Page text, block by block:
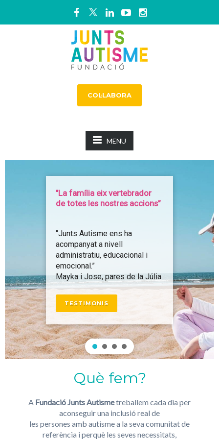
COL·LABORA
MENU
"La família eix vertebrador
de totes les nostres accions”
"Junts Autisme ens ha
acompanyat a nivell
administratiu, educacional i
emocional.”
Mayka i Jose, pares de la Júlia.
TESTIMONIS
Què fem?
A Fundació Junts Autismetreballem cada dia per
aconseguir una inclusió real de
les persones amb autisme a la seva comunitat de
referència i perquè les seves necessitats,